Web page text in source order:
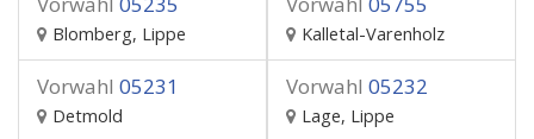
Blomberg, Lippe Kalletal-Varenholz
Vorwahl 05231
Detmold
Vorwahl 05232
Lage, Lippe